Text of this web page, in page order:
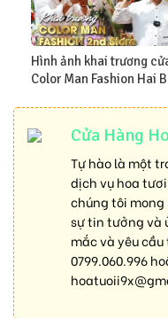
Hình ảnh khai trương
Color Man Fashion Hai
Cửa Hàng
Tự hào là một
dịch vụ hoa
chúng tôi
sự tin tưởng và
mắc và yêu
0799.060.996